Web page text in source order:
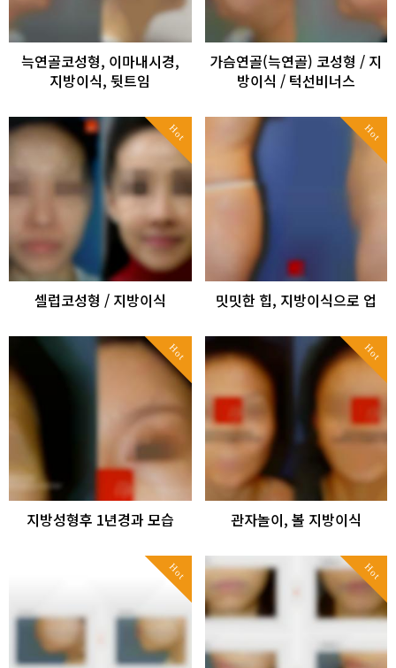
늑연골코성형, 이마내시경,
지방이식, 뒷트임
가슴연골(늑연골) 코성형 / 지
방이식 / 턱선비너스
Hot
셀럽코성형 / 지방이식
Hot
밋밋한 힙, 지방이식으로 업
Hot
지방성형후 1년경과 모습
Hot
관자놀이, 볼 지방이식
Hot Hot